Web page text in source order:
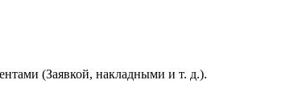
(Заявкой, накладными и т. д.).